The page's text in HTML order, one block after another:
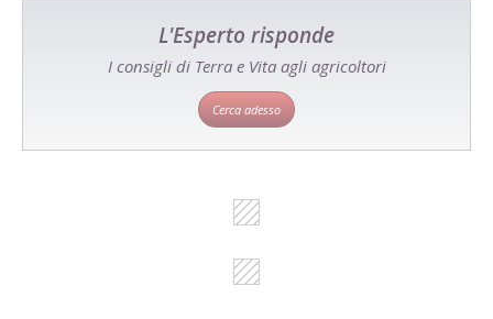
L'Esperto risponde
I consigli di Terra e Vita agli agricoltori
Cerca adesso